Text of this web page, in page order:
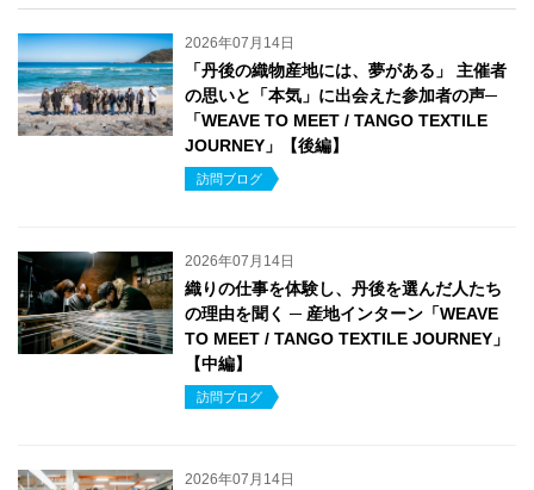
2026年07月14日
「丹後の織物産地には、夢がある」 主催者
の思いと「本気」に出会えた参加者の声─
「WEAVE TO MEET / TANGO TEXTILE
JOURNEY」【後編】
訪問ブログ
2026年07月14日
織りの仕事を体験し、丹後を選んだ人たち
の理由を聞く ─ 産地インターン「WEAVE
TO MEET / TANGO TEXTILE JOURNEY」
【中編】
訪問ブログ
2026年07月14日